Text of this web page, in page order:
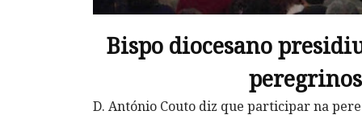
Bispo diocesano
D. António Couto diz que participar na